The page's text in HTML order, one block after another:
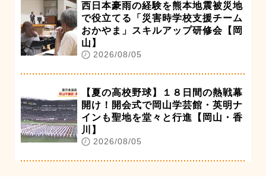
西日本豪雨の経験を熊本地震被災地
で役立てる「災害時学校支援チーム
おかやま」スキルアップ研修会【岡
山】
2026/08/05
【夏の高校野球】１８日間の熱戦幕
開け！開会式で岡山学芸館・英明ナ
インも聖地を堂々と行進【岡山・香
川】
2026/08/05